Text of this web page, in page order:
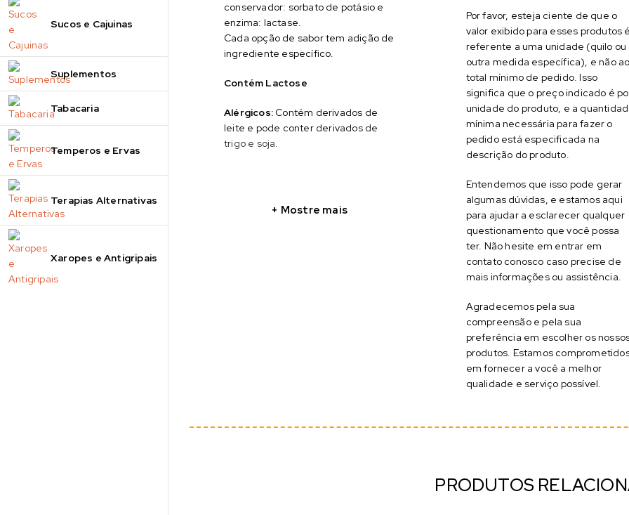
Sucos e Cajuinas
Suplementos
Tabacaria
Temperos e Ervas
Terapias Alternativas
Xaropes e Antigripais
conservador: sorbato de potásio e
enzima: lactase.
Cada opção de sabor tem adição de
ingrediente específico.
Contém Lactose
Alérgicos: Contém derivados de
leite e pode conter derivados de
trigo e soja.
Mostre mais
Por favor, esteja ciente de que o
valor exibido para esses produtos é
referente a uma unidade (quilo ou
outra medida específica), e não ao
total mínimo de pedido. Isso
significa que o preço indicado é
unidade do produto, e a
mínima necessária para fazer o
pedido está especificada na
descrição do produto.
Entendemos que isso pode gerar
algumas dúvidas, e estamos aqui
para ajudar a esclarecer qualquer
questionamento que você possa
ter. Não hesite em entrar em
contato conosco caso precise de
mais informações ou assistência.
Agradecemos pela sua
compreensão e pela sua
preferência em escolher os
produtos. Estamos
em fornecer a você a melhor
qualidade e serviço possível.
PRODUTOS